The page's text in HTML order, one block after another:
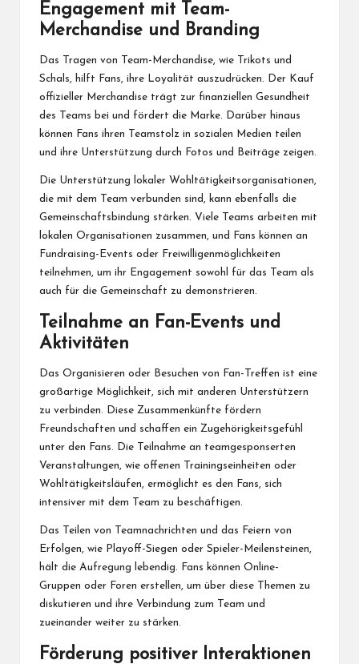
Engagement mit Team-
Merchandise und Branding
Das Tragen von Team-Merchandise, wie Trikots und
Schals, hilft Fans, ihre Loyalität auszudrücken. Der Kauf
offizieller Merchandise trägt zur finanziellen Gesundheit
des Teams bei und fördert die Marke. Darüber hinaus
können Fans ihren Teamstolz in sozialen Medien teilen
und ihre Unterstützung durch Fotos und Beiträge zeigen.
Die Unterstützung lokaler Wohltätigkeitsorganisationen,
die mit dem Team verbunden sind, kann ebenfalls die
Gemeinschaftsbindung stärken. Viele Teams arbeiten mit
lokalen Organisationen zusammen, und Fans können an
Fundraising-Events oder Freiwilligenmöglichkeiten
teilnehmen, um ihr Engagement sowohl für das Team als
auch für die Gemeinschaft zu demonstrieren.
Teilnahme an Fan-Events und
Aktivitäten
Das Organisieren oder Besuchen von Fan-Treffen ist eine
großartige Möglichkeit, sich mit anderen Unterstützern
zu verbinden. Diese Zusammenkünfte fördern
Freundschaften und schaffen ein Zugehörigkeitsgefühl
unter den Fans. Die Teilnahme an teamgesponserten
Veranstaltungen, wie offenen Trainingseinheiten oder
Wohltätigkeitsläufen, ermöglicht es den Fans, sich
intensiver mit dem Team zu beschäftigen.
Das Teilen von Teamnachrichten und das Feiern von
Erfolgen, wie Playoff-Siegen oder Spieler-Meilensteinen,
hält die Aufregung lebendig. Fans können Online-
Gruppen oder Foren erstellen, um über diese Themen zu
diskutieren und ihre Verbindung zum Team und
zueinander weiter zu stärken.
Förderung positiver Interaktionen